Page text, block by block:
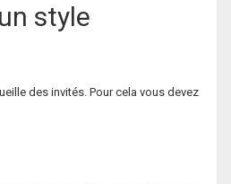
style
des invités. Pour cela vous devez